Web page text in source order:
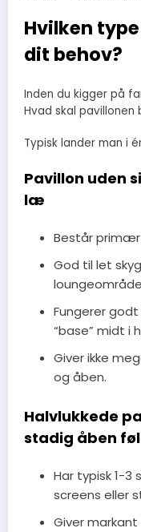
Hvilken
dit behov?
Inden du kigger på
Hvad skal
Typisk lander man i
Pavillon uden
læ
Består
God til let
Fungerer
“base” midt i
Giver ikke
og åben.
Halvlukkede
stadig åben
Har typisk 1-
screens eller
Giver